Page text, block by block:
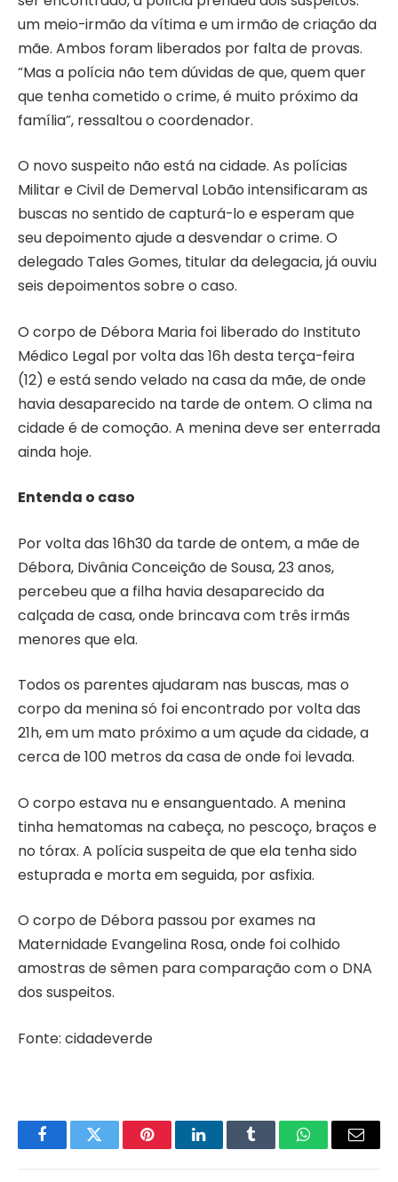
um meio-irmão da vítima e um irmão de criação da
mãe. Ambos foram liberados por falta de provas.
“Mas a polícia não tem dúvidas de que, quem quer
que tenha cometido o crime, é muito próximo da
família”, ressaltou o coordenador.
O novo suspeito não está na cidade. As polícias
Militar e Civil de Demerval Lobão intensificaram as
buscas no sentido de capturá-lo e esperam que
seu depoimento ajude a desvendar o crime. O
delegado Tales Gomes, titular da delegacia, já ouviu
seis depoimentos sobre o caso.
O corpo de Débora Maria foi liberado do Instituto
Médico Legal por volta das 16h desta terça-feira
(12) e está sendo velado na casa da mãe, de onde
havia desaparecido na tarde de ontem. O clima na
cidade é de comoção. A menina deve ser enterrada
ainda hoje.
Entenda o caso
Por volta das 16h30 da tarde de ontem, a mãe de
Débora, Divânia Conceição de Sousa, 23 anos,
percebeu que a filha havia desaparecido da
calçada de casa, onde brincava com três irmãs
menores que ela.
Todos os parentes ajudaram nas buscas, mas o
corpo da menina só foi encontrado por volta das
21h, em um mato próximo a um açude da cidade, a
cerca de 100 metros da casa de onde foi levada.
O corpo estava nu e ensanguentado. A menina
tinha hematomas na cabeça, no pescoço, braços e
no tórax. A polícia suspeita de que ela tenha sido
estuprada e morta em seguida, por asfixia.
O corpo de Débora passou por exames na
Maternidade Evangelina Rosa, onde foi colhido
amostras de sêmen para comparação com o DNA
dos suspeitos.
Fonte: cidadeverde
FacebookTwitter PinterestLinkedInTumblr WhatsAppEmail